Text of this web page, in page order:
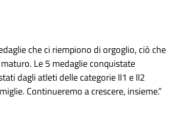
che ci riempiono di orgoglio, ciò che
Le 5 medaglie conquistate
dagli atleti delle categorie II1 e II2
Continueremo a crescere, insieme.”